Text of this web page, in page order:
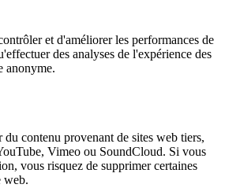
et d'améliorer les performances de
des analyses de l'expérience des
anonyme.
du contenu provenant de sites web tiers,
Vimeo ou SoundCloud. Si vous
vous risquez de supprimer certaines
web.